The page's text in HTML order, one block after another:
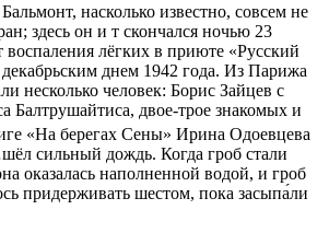
насколько известно, совсем не
здесь он и т скончался ночью 23
воспаления лёгких в приюте «Русский
днем 1942 года. Из Парижа
несколько человек: Борис Зайцев с
Балтрушайтиса, двое-трое знакомых и
«На берегах Сены» Ирина Одоевцева
сильный дождь. Когда гроб стали
оказалась наполненной водой, и гроб
придерживать шестом, пока засыпа́ли